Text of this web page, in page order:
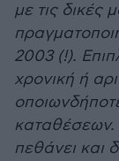
με τις δικές
2003 (!).
χρονική ή
καταθέσεων.
πεθάνει και